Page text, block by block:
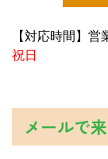
【対応時間】
祝日
メールで